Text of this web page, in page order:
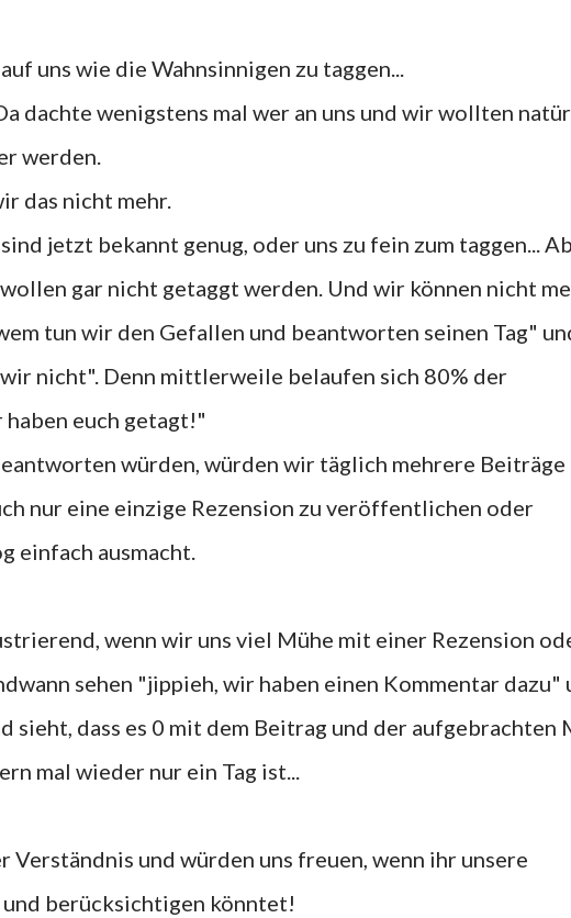
uns wie die Wahnsinnigen zu taggen...
dachte wenigstens mal wer an uns und wir wollten
werden.
das nicht mehr.
jetzt bekannt genug, oder uns zu fein zum taggen...
gar nicht getaggt werden. Und wir können nicht
tun wir den Gefallen und beantworten seinen Tag"
nicht". Denn mittlerweile belaufen sich 80% der
euch getagt!"
würden, würden wir täglich mehrere Beiträge
nur eine einzige Rezension zu veröffentlichen oder
einfach ausmacht.
wenn wir uns viel Mühe mit einer Rezension
sehen "jippieh, wir haben einen Kommentar dazu"
sieht, dass es 0 mit dem Beitrag und der aufgebrachten
mal wieder nur ein Tag ist...
Verständnis und würden uns freuen, wenn ihr unsere
berücksichtigen könntet!